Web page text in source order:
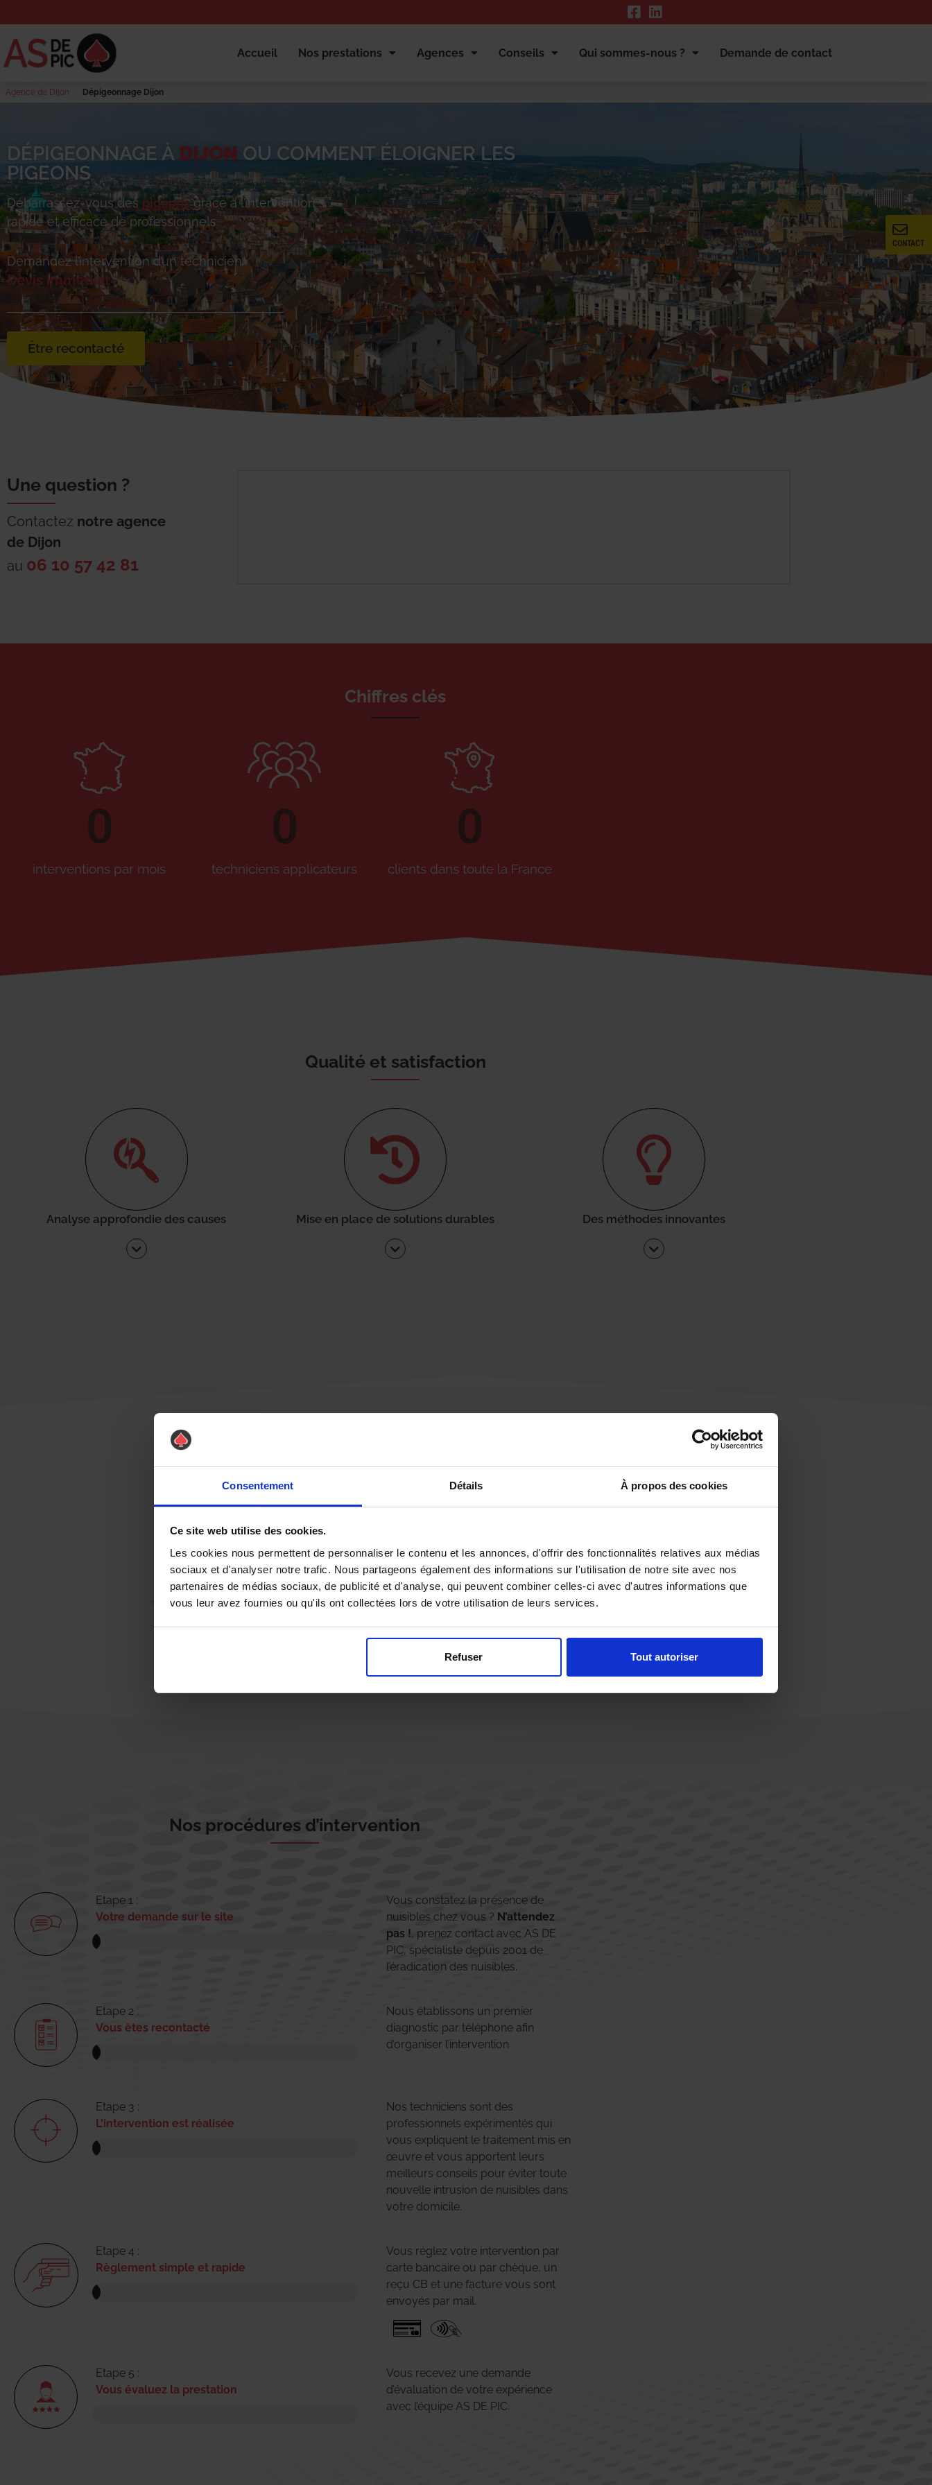
Consentement Détails À propos des cookies
Ce site web utilise des cookies.
Les cookies nous permettent de personnaliser le contenu et les annonces, d'offrir des fonctionnalités relatives aux médias
sociaux et d'analyser notre trafic. Nous partageons également des informations sur l'utilisation de notre site avec nos
partenaires de médias sociaux, de publicité et d'analyse, qui peuvent combiner celles-ci avec d'autres informations que
vous leur avez fournies ou qu'ils ont collectées lors de votre utilisation de leurs services.
Refuser Tout autoriser
Accueil Nos prestations Agences Conseils Qui sommes-nous ? Demande de contact
Agence de Dijon Dépigeonnage Dijon
CONTACT
DÉPIGEONNAGE À DIJON OU COMMENT ÉLOIGNER LES
PIGEONS
Débarrassez-vous des pigeonsgrâce à l’intervention
rapide et efficace de professionnels.
Demandez l’intervention d’un technicien.
Devis immédiat
Être recontacté
Une question ?
Contactez notre agence
de Dijon
au 06 10 57 42 81
Chiffres clés
interventions par mois
0
techniciens applicateurs
0
clients dans toute la France
0
Qualité et satisfaction
Analyse approfondie des causes Mise en place de solutions durables Des méthodes innovantes
Une urgence ?
Vous souhaitez être
Nos procédures d’intervention
Etape 1 :
Votre demande sur le site
Vous constatez la présence de
nuisibles chez vous ? N’attendez
pas !, prenez contact avec AS DE
PIC, spécialiste depuis 2001 de
l’éradication des nuisibles.
Etape 2 :
Vous êtes recontacté
Nous établissons un premier
diagnostic par téléphone afin
d’organiser l’intervention
Etape 3 :
L'intervention est réalisée
Nos techniciens sont des
professionnels expérimentés qui
vous expliquent le traitement mis en
œuvre et vous apportent leurs
meilleurs conseils pour éviter toute
nouvelle intrusion de nuisibles dans
votre domicile.
Etape 4 :
Règlement simple et rapide
Vous réglez votre intervention par
carte bancaire ou par chèque, un
reçu CB et une facture vous sont
envoyés par mail.
Etape 5 :
Vous évaluez la prestation
Vous recevez une demande
d’évaluation de votre expérience
avec l’équipe AS DE PIC.